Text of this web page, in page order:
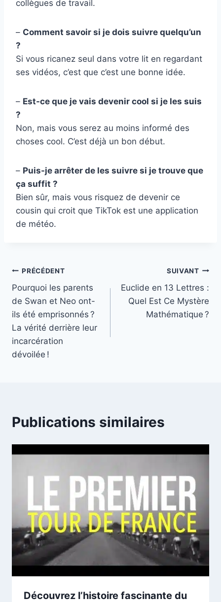
collègues de travail.
– Comment savoir si je dois suivre quelqu’un
?
Si vous ricanez seul dans votre lit en regardant
ses vidéos, c’est que c’est une bonne idée.
– Est-ce que je vais devenir cool si je les suis
?
Non, mais vous serez au moins informé des
choses cool. C’est déjà un bon début.
– Puis-je arrêter de les suivre si je trouve que
ça suffit ?
Bien sûr, mais vous risquez de devenir ce
cousin qui croit que TikTok est une application
de météo.
Navigation
de
l’article
PRÉCÉDENT
Pourquoi les parents
de Swan et Neo ont-
ils été emprisonnés ?
La vérité derrière leur
incarcération
dévoilée !
SUIVANT
Euclide en 13 Lettres :
Quel Est Ce Mystère
Mathématique ?
Publications similaires
Découvrez l’histoire fascinante du